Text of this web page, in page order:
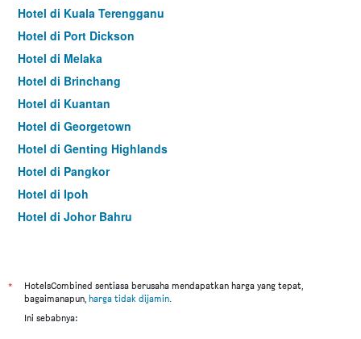
Hotel di Kuala Terengganu
Hotel di Port Dickson
Hotel di Melaka
Hotel di Brinchang
Hotel di Kuantan
Hotel di Georgetown
Hotel di Genting Highlands
Hotel di Pangkor
Hotel di Ipoh
Hotel di Johor Bahru
Hotel di Kuching
Hotel di Tokyo
*
HotelsCombined sentiasa berusaha mendapatkan harga yang tepat,
bagaimanapun, harga tidak dijamin.
Ini sebabnya: